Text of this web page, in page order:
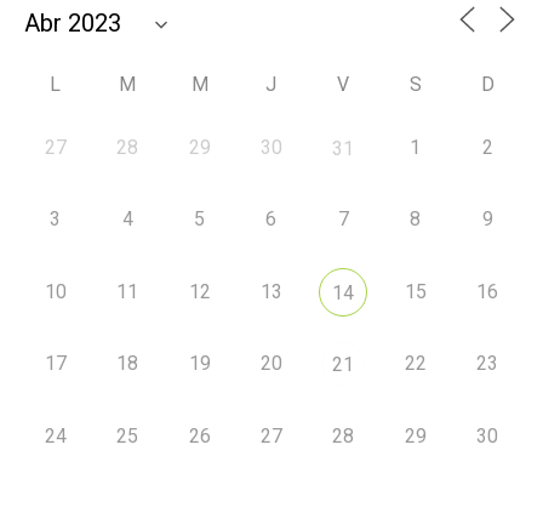
L M M J V S D
27 28 29 30 31 1 2
3 4 5 6 7 8 9
10 11 12 13 14 15 16
17 18 19 20 21 22 23
24 25 26 27 28 29 30